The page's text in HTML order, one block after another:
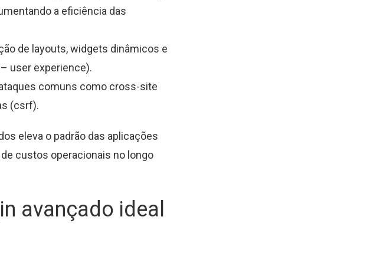
a eficiência das
de layouts, widgets dinâmicos e
user experience).
comuns como cross-site
(csrf).
eleva o padrão das aplicações
custos operacionais no longo
avançado ideal